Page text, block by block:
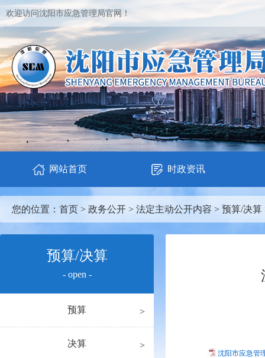
欢迎访问沈阳市应急管理局官网！
网站首页 时政资讯
您的位置： 首页 > 政务公开 > 法定主动公开内容 > 预算/决算
预算/决算
- open -
预算
决算
沈阳市应急管